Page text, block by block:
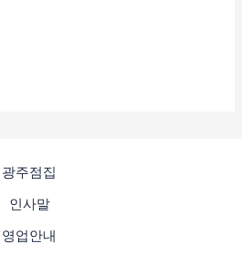
광주점집
인사말
영업안내